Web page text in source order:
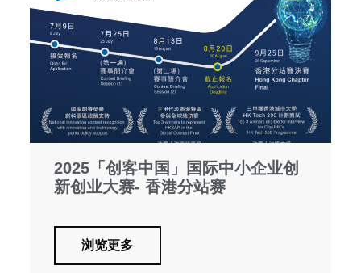
2025「创客中国」国际中小企业创
新创业大赛- 香港分站赛
浏览更多